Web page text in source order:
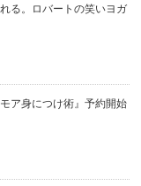
る。ロバートの笑いヨガ
ア身につけ術』予約開始